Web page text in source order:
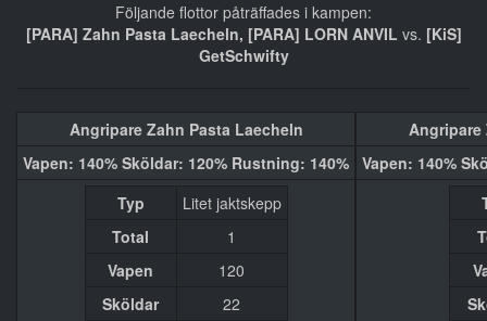
Följande flottor påträffades i kampen:
[PARA] Zahn Pasta Laecheln, [PARA] LORN ANVIL vs. [KiS]
GetSchwifty
Angripare Zahn Pasta Laecheln
Vapen: 140% Sköldar: 120% Rustning: 140%
Typ
Litet jaktskepp
Total
1
Vapen
120
Sköldar
22
Angripare
Vapen: 140%